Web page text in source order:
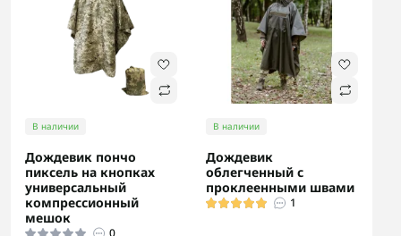
В наличии
Дождевик пончо
пиксель на кнопках
универсальный
компрессионный
мешок
0
В наличии
Дождевик
облегченный с
проклеенными швами
1